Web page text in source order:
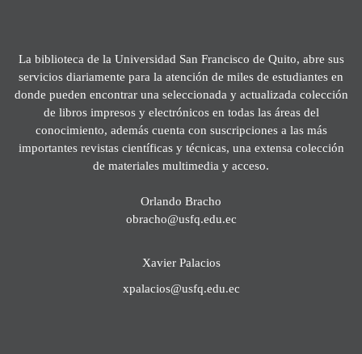
La biblioteca de la Universidad San Francisco de Quito, abre sus
servicios diariamente para la atención de miles de estudiantes en
donde pueden encontrar una seleccionada y actualizada colección
de libros impresos y electrónicos en todas las áreas del
conocimiento, además cuenta con suscripciones a las más
importantes revistas científicas y técnicas, una extensa colección
de materiales multimedia y acceso.
Orlando Bracho
obracho@usfq.edu.ec
Xavier Palacios
xpalacios@usfq.edu.ec